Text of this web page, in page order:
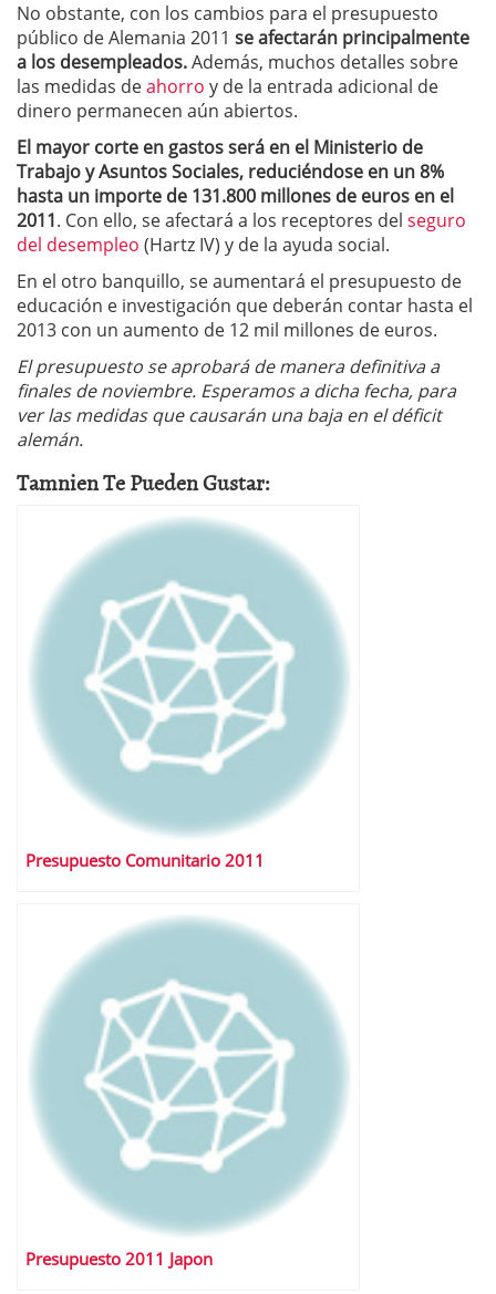
No obstante, con los cambios para el presupuesto
público de Alemania 2011 se afectarán principalmente
a los desempleados.Además, muchos detalles sobre
las medidas deahorro y de la entrada adicional de
dinero permanecen aún abiertos.
El mayor corte en gastos será en el Ministerio de
Trabajo y Asuntos Sociales, reduciéndose en un 8%
hasta un importe de 131.800 millones de euros en el
2011. Con ello, se afectará a los receptores del seguro
del desempleo (Hartz IV) y de la ayuda social.
En el otro banquillo, se aumentará el presupuesto de
educación e investigación que deberán contar hasta el
2013 con un aumento de 12 mil millones de euros.
El presupuesto se aprobará de manera definitiva a
finales de noviembre. Esperamos a dicha fecha, para
ver las medidas que causarán una baja en el déficit
alemán.
Tamnien Te Pueden Gustar:
Presupuesto Comunitario 2011
Presupuesto 2011 Japon